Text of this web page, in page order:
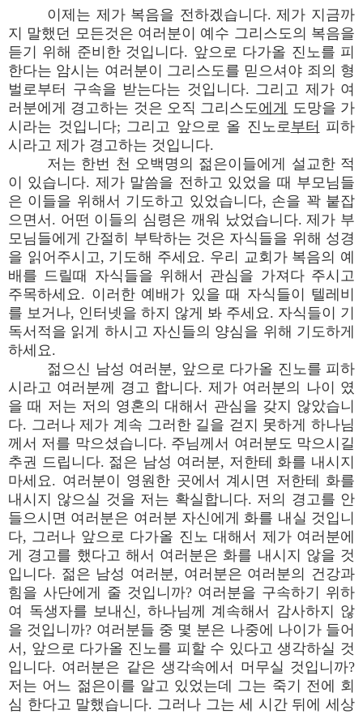
이제는 제가 복음을 전하겠습니다. 제가 지금까
지 말했던 모든것은 여러분이 예수 그리스도의 복음을
듣기 위해 준비한 것입니다. 앞으로 다가올 진노를 피
한다는 암시는 여러분이 그리스도를 믿으셔야 죄의 형
벌로부터 구속을 받는다는 것입니다. 그리고 제가 여
러분에게 경고하는 것은 오직 그리스도에게
도망을 가
시라는 것입니다; 그리고 앞으로 올 진노로부터 피하
시라고 제가 경고하는 것입니다.
저는 한번 천 오백명의 젊은이들에게 설교한 적
이 있습니다. 제가 말씀을 전하고 있었을 때 부모님들
은 이들을 위해서 기도하고 있었습니다, 손을 꽉 붙잡
으면서. 어떤 이들의 심령은 깨워 났었습니다. 제가 부
모님들에게 간절히 부탁하는 것은 자식들을 위해 성경
을 읽어주시고, 기도해 주세요. 우리 교회가 복음의 예
배를 드릴때 자식들을 위해서 관심을 가져다 주시고
주목하세요. 이러한 예배가 있을 때 자식들이 텔레비
를 보거나, 인터넷을 하지 않게 봐 주세요. 자식들이 기
독서적을 읽게 하시고 자신들의 양심을 위해 기도하게
하세요.
젊으신 남성 여러분, 앞으로 다가올 진노를 피하
시라고 여러분께 경고 합니다. 제가 여러분의 나이 였
을 때 저는 저의 영혼의 대해서 관심을 갖지 않았습니
다. 그러나 제가 계속 그러한 길을 걷지 못하게 하나님
께서 저를 막으셨습니다. 주님께서 여러분도 막으시길
추권 드립니다. 젊은 남성 여러분, 저한테 화를 내시지
마세요. 여러분이 영원한 곳에서 계시면 저한테 화를
내시지 않으실 것을 저는 확실합니다. 저의 경고를 안
들으시면 여러분은 여러분 자신에게 화를 내실 것입니
다, 그러나 앞으로 다가올 진노 대해서 제가 여러분에
게 경고를 했다고 해서 여러분은 화를 내시지 않을 것
입니다. 젊은 남성 여러분, 여러분은 여러분의 건강과
힘을 사단에게 줄 것입니까? 여러분을 구속하기 위하
여 독생자를 보내신, 하나님께 계속해서 감사하지 않
을 것입니까? 여러분들 중 몇 분은 나중에 나이가 들어
서, 앞으로 다가올 진노를 피할 수 있다고 생각하실 것
입니다. 여러분은 같은 생각속에서 머무실 것입니까?
저는 어느 젊은이를 알고 있었는데 그는 죽기 전에 회
심 한다고 말했습니다. 그러나 그는 세 시간 뒤에 세상